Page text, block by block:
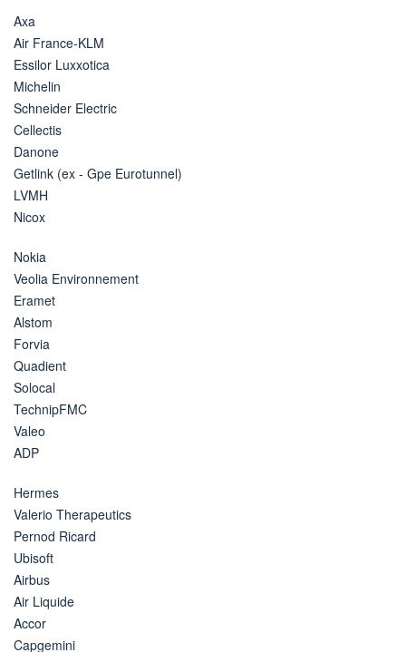
Axa
Air France-KLM
Essilor Luxxotica
Michelin
Schneider Electric
Cellectis
Danone
Getlink (ex - Gpe Eurotunnel)
LVMH
Nicox
Nokia
Veolia Environnement
Eramet
Alstom
Forvia
Quadient
Solocal
TechnipFMC
Valeo
ADP
Hermes
Valerio Therapeutics
Pernod Ricard
Ubisoft
Airbus
Air Liquide
Accor
Capgemini